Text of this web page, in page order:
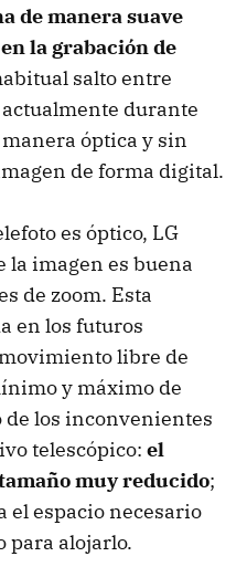
de manera suave
la grabación de
salto entre
durante
óptica y sin
de forma digital.
es óptico, LG
la imagen es buena
de zoom. Esta
en los futuros
libre de
y máximo de
los inconvenientes
telescópico: el
muy reducido;
el espacio necesario
para alojarlo.